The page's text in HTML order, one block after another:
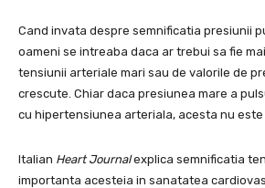
Cand invata despre semnificatia presiunii
oameni se intreaba daca ar trebui sa fie
tensiunii arteriale mari sau de valorile de
crescute. Chiar daca presiunea mare a
cu hipertensiunea arteriala, acesta nu este
Italian Heart Journalexplica semnificatia
importanta acesteia in sanatatea